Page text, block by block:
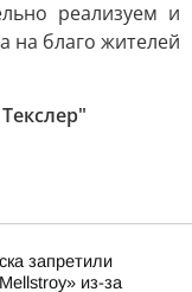
реализуем и
на благо жителей
запретили
из-за